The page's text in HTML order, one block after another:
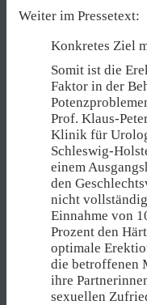
Weiter im Pressetext:
Konkretes Ziel
Somit ist die
Faktor in der
Prof. Klaus-
Klinik für
Schleswig-
einem
den
nicht
Einnahme von
Prozent den
optimale
die betroffenen
ihre
sexuellen